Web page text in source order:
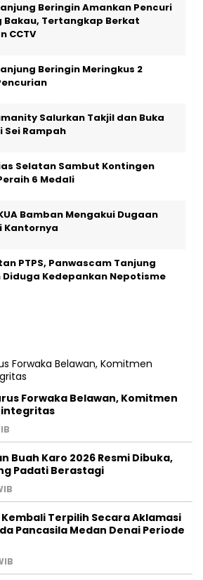
Beringin Amankan Pencuri
Bakau, Tertangkap Berkat
CCTV
Beringin Meringkus 2
Salurkan Takjil dan Buka
Sei Rampah
Selatan Sambut Kontingen
6 Medali
Bamban Mengakui Dugaan
Kantornya
PTPS, Panwascam Tanjung
Diduga Kedepankan Nepotisme
Forwaka Belawan, Komitmen
Buah Karo 2026 Resmi Dibuka,
Padati Berastagi
Terpilih Secara Aklamasi
Pancasila Medan Denai Periode